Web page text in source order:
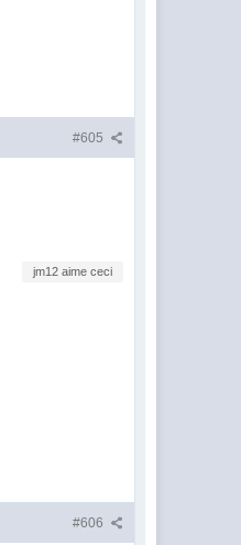
#605
jm12 aime ceci
#606